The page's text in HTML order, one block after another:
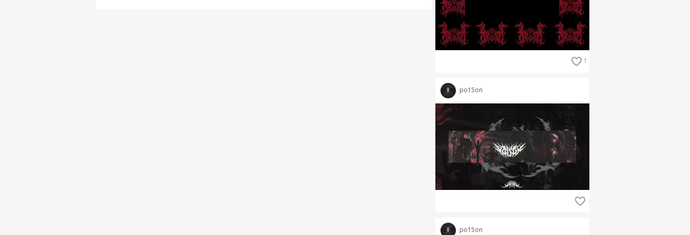
1
po15on
po15on